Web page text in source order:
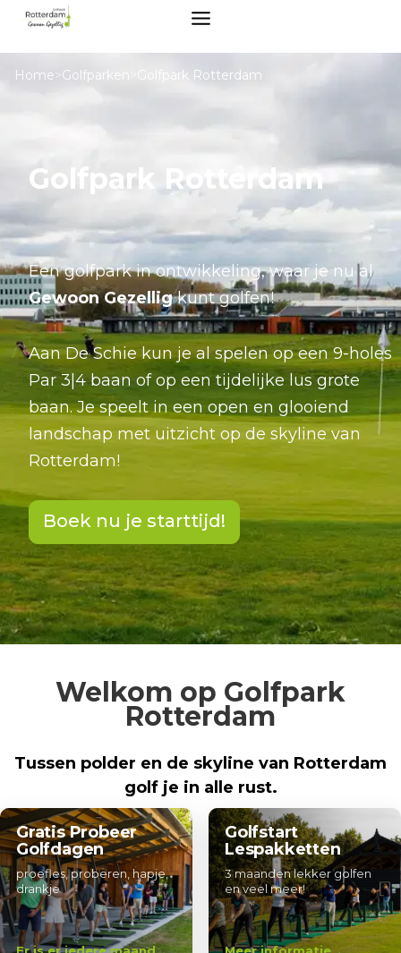
Home >Golfparken Golfpark Rotterdam
Golfpark Rotterdam
Een golfpark in ontwikkeling, waar je nu al
Gewoon Gezelligkunt golfen!
Aan De Schie kun je al spelen op een 9-holes
Par 3|4 baan of op een tijdelijke lus grote
baan. Je speelt in een open en glooiend
landschap met uitzicht op de skyline van
Rotterdam!
Boek nu je starttijd!
Welkom op Golfpark
Rotterdam
Tussen polder en de skyline van Rotterdam
golf je in alle rust.
Gratis Probeer
Golfdagen
proefles, proberen, hapje,
drankje
Golfstart
Lespakketten
3 maanden lekker golfen
en veel meer!